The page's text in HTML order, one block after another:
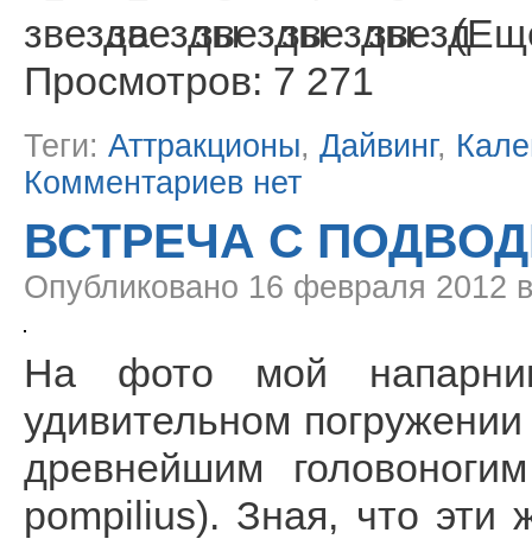
Просмотров: 7 271
Теги: Аттракционы, Дайвинг,
Комментариев нет
ВСТРЕЧА С
Опубликовано 16 февраля 2012
На фото мой
удивительном
древнейшим
pompilius). Зная, что эти